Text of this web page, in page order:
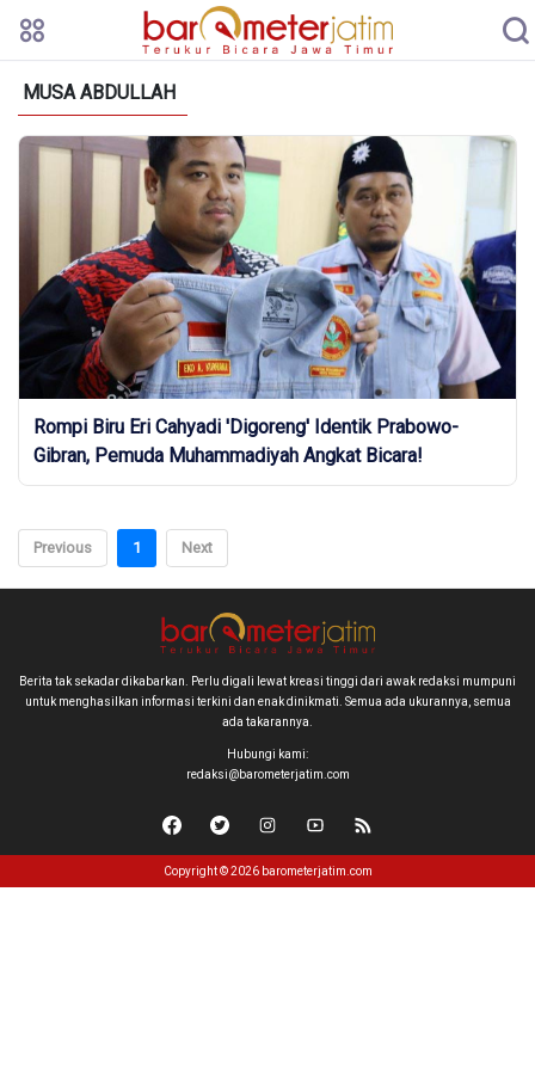
MUSA ABDULLAH
Rompi Biru Eri Cahyadi 'Digoreng' Identik Prabowo-
Gibran, Pemuda Muhammadiyah Angkat Bicara!
Previous 1 Next
Berita tak sekadar dikabarkan. Perlu digali lewat kreasi tinggi dari awak redaksi mumpuni
untuk menghasilkan informasi terkini dan enak dinikmati. Semua ada ukurannya, semua
ada takarannya.
Hubungi kami:
redaksi@barometerjatim.com
Copyright © 2026 barometerjatim.com